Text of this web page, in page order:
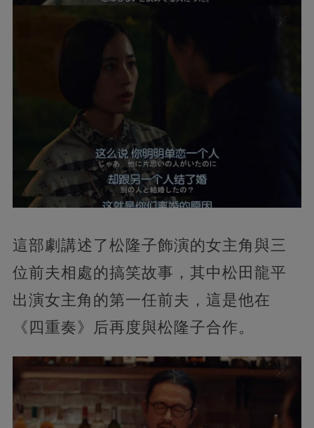
這部劇講述了松隆子飾演的女主角與三
位前夫相處的搞笑故事，其中松田龍平
出演女主角的第一任前夫，這是他在
《四重奏》后再度與松隆子合作。